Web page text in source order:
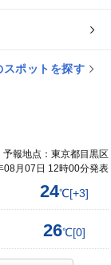
スポットを探す
予報地点：東京都目黒区
08月07日 12時00分発表
24℃[+3]
26℃[0]